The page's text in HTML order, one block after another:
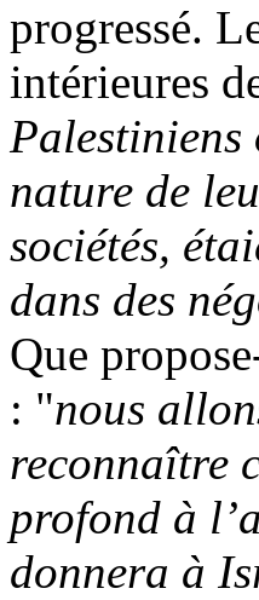
progressé.
intérieures
Palestiniens
nature de
sociétés,
dans des
Que
: "nous
reconnaître
profond à
donnera à